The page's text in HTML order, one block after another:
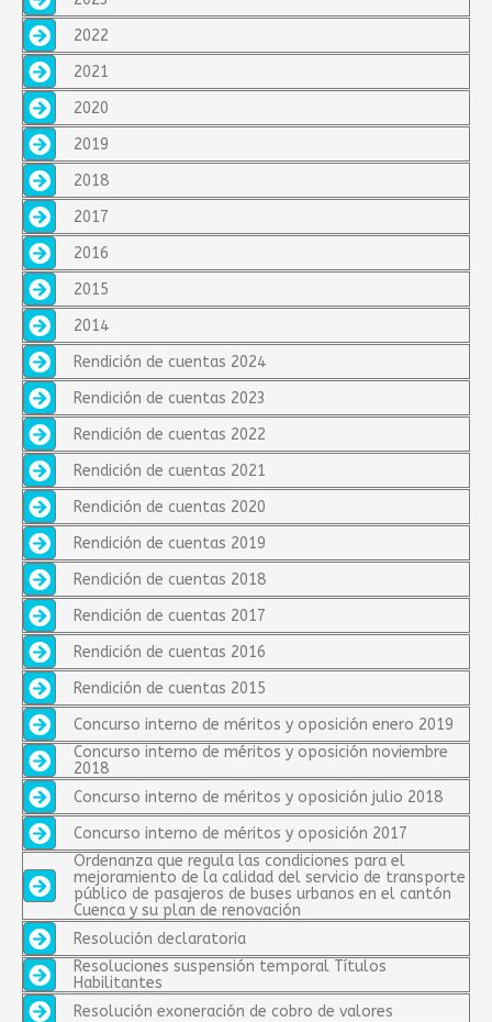
2022
2021
2020
2019
2018
2017
2016
2015
2014
Rendición de cuentas 2024
Rendición de cuentas 2023
Rendición de cuentas 2022
Rendición de cuentas 2021
Rendición de cuentas 2020
Rendición de cuentas 2019
Rendición de cuentas 2018
Rendición de cuentas 2017
Rendición de cuentas 2016
Rendición de cuentas 2015
Concurso interno de méritos y oposición enero 2019
Concurso interno de méritos y oposición noviembre
2018
Concurso interno de méritos y oposición julio 2018
Concurso interno de méritos y oposición 2017
Ordenanza que regula las condiciones para el
mejoramiento de la calidad del servicio de transporte
público de pasajeros de buses urbanos en el cantón
Cuenca y su plan de renovación
Resolución declaratoria
Resoluciones suspensión temporal Títulos
Habilitantes
Resolución exoneración de cobro de valores